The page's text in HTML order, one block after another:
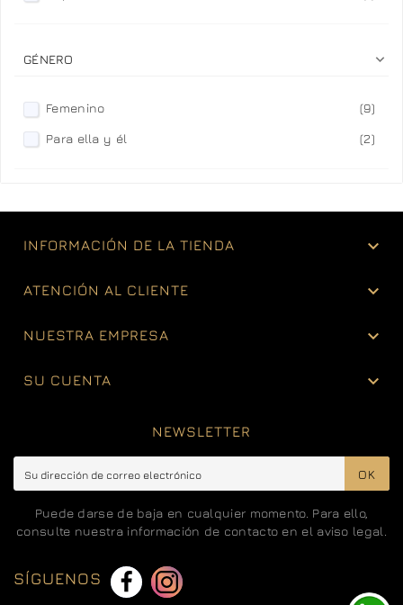
GÉNERO 
Femenino
(9)
Para ella y él
(2)
INFORMACIÓN DE LA TIENDA 
ATENCIÓN AL CLIENTE 
NUESTRA EMPRESA 
SU CUENTA 
NEWSLETTER
OK
Puede darse de baja en cualquier momento. Para ello,
consulte nuestra información de contacto en el aviso legal.
SÍGUENOS